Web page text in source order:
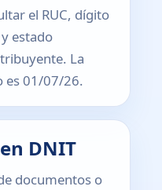
el RUC, dígito
estado
La
es 01/07/26.
DNIT
documentos o